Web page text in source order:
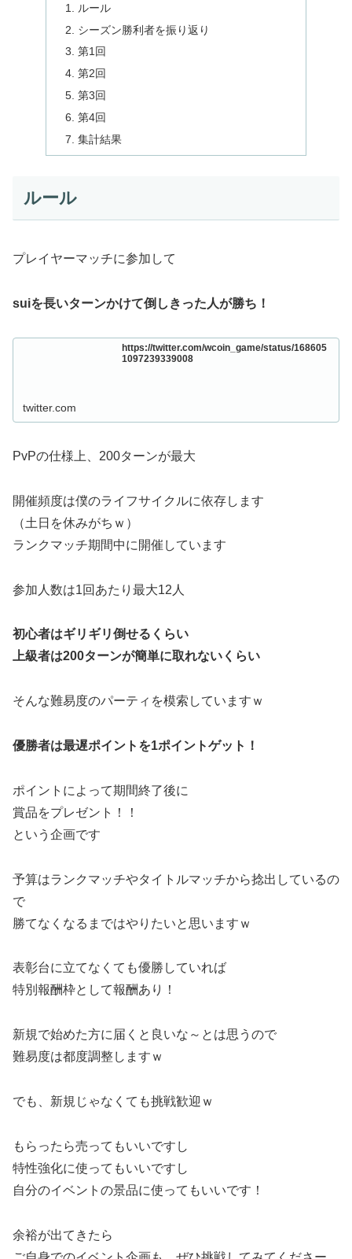
ルール
シーズン勝利者を振り返り
第1回
第2回
第3回
第4回
集計結果
ルール
プレイヤーマッチに参加して
suiを長いターンかけて倒しきった人が勝ち！
https://twitter.com/wcoin_game/status/168605
1097239339008
twitter.com
PvPの仕様上、200ターンが最大
開催頻度は僕のライフサイクルに依存します
（土日を休みがちｗ）
ランクマッチ期間中に開催しています
参加人数は1回あたり最大12人
初心者はギリギリ倒せるくらい
上級者は200ターンが簡単に取れないくらい
そんな難易度のパーティを模索していますｗ
優勝者は最遅ポイントを1ポイントゲット！
ポイントによって期間終了後に
賞品をプレゼント！！
という企画です
予算はランクマッチやタイトルマッチから捻出しているの
で
勝てなくなるまではやりたいと思いますｗ
表彰台に立てなくても優勝していれば
特別報酬枠として報酬あり！
新規で始めた方に届くと良いな～とは思うので
難易度は都度調整しますｗ
でも、新規じゃなくても挑戦歓迎ｗ
もらったら売ってもいいですし
特性強化に使ってもいいですし
自分のイベントの景品に使ってもいいです！
余裕が出てきたら